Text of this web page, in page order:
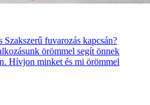
Szakszerű fuvarozás kapcsán?
örömmel segít önnek
Hívjon minket és mi örömmel